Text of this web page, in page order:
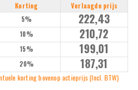
Korting
Verlaagde prijs
5% 222,43
10% 210,72
15% 199,01
20% 187,31
korting bovenop actieprijs (Incl. BTW)